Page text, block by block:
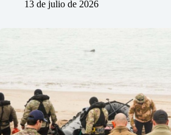
13 de julio de 2026